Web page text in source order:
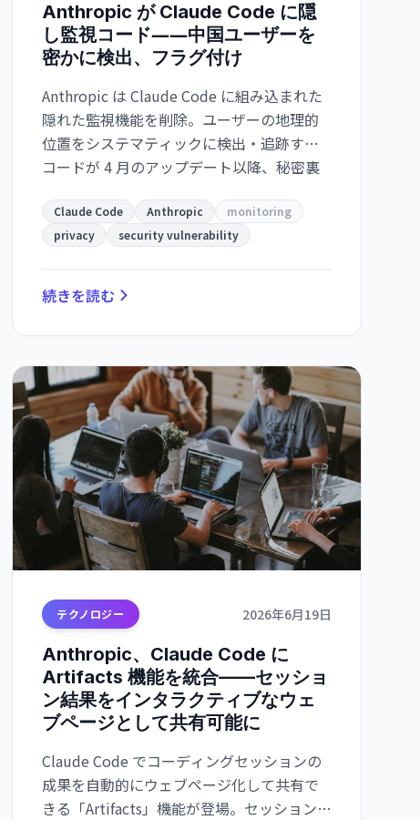
Anthropic が Claude Code に隠
し監視コード――中国ユーザーを
密かに検出、フラグ付け
Anthropic は Claude Code に組み込まれた
隠れた監視機能を削除。ユーザーの地理的
位置をシステマティックに検出・追跡する
コードが 4 月のアップデート以降、秘密裏
Claude Code Anthropic
monitoring
privacy
security vulnerability
続きを読む
テクノロジー 2026年6月19日
Anthropic、Claude Code に
Artifacts 機能を統合——セッショ
ン結果をインタラクティブなウェ
ブページとして共有可能に
Claude Code でコーディングセッションの
成果を自動的にウェブページ化して共有で
きる「Artifacts」機能が登場。セッション全